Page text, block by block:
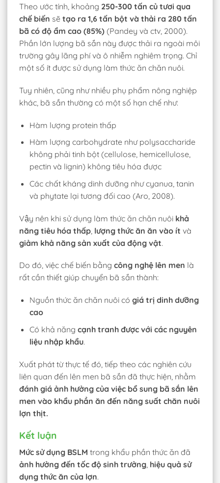
Theo ước tính, khoảng 250-300 tấn củ tươi qua
chế biến sẽ tạo ra 1,6 tấn bột và thải ra 280 tấn
bã có độ ẩm cao (85%) (Pandey và ctv, 2000).
Phần lớn lượng bã sắn này được thải ra ngoài môi
trường gây lãng phí và ô nhiễm nghiêm trọng. Chỉ
một số ít được sử dụng làm thức ăn chăn nuôi.
Tuy nhiên, cũng như nhiều phụ phẩm nông nghiệp
khác, bã sắn thường có một số hạn chế như:
Hàm lượng protein thấp
Hàm lượng carbohydrate như polysaccharide
không phải tinh bột (cellulose, hemicellulose,
pectin và lignin) không tiêu hóa được
Các chất kháng dinh dưỡng như cyanua, tanin
và phytate lại tương đối cao (Aro, 2008).
Vậy nên khi sử dụng làm thức ăn chăn nuôi khả
năng tiêu hóa thấp lượng thức ăn ăn vào ít và
giảm khả năng sản xuất của động vật.
Do đó, việc chế biến bằng công nghệ lên men là
rất cần thiết giúp chuyển bã sắn thành:
Nguồn thức ăn chăn nuôi có giá trị dinh dưỡng
cao
Có khả năng cạnh tranh được với các nguyên
liệu nhập khẩu.
Xuất phát từ thực tế đó, tiếp theo các nghiên cứu
liên quan đến lên men bã sắn đã thực hiện, nhằm
đánh giá ảnh hưởng của việc bổ sung bã sắn lên
men vào khẩu phần ăn đến năng suất chăn nuôi
lợn thịt.
Kết luận
Mức sử dụng BSLM trong khẩu phần thức ăn đã
ảnh hưởng đến tốc độ sinh trưởng hiệu quả sử
dụng thức ăn của lợn.